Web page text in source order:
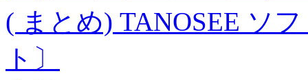
( まとめ) TANOSEE ソ
ト〕